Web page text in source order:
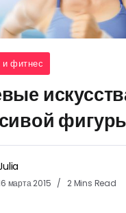
и фитнес
марта 2015 2 Mins Read